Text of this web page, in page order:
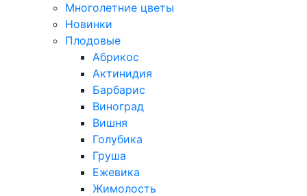
Многолетние цветы
Новинки
Плодовые
Абрикос
Актинидия
Барбарис
Виноград
Вишня
Голубика
Груша
Ежевика
Жимолость